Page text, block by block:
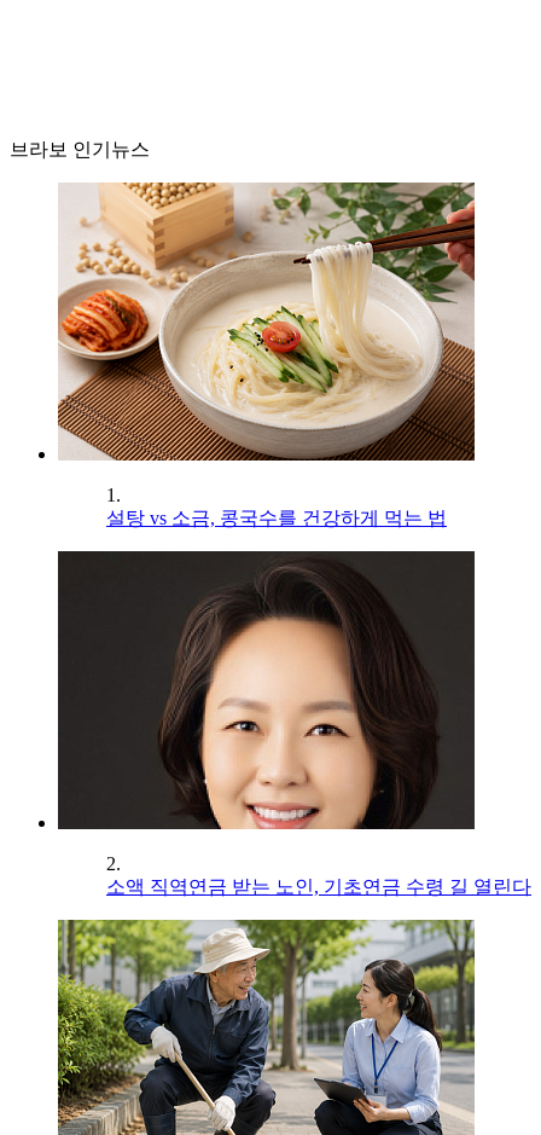
브라보 인기뉴스
1.
설탕 vs 소금, 콩국수를 건강하게 먹는 법
2.
소액 직역연금 받는 노인, 기초연금 수령 길 열린다